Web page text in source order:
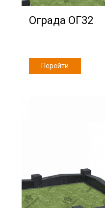
Ограда ОГ32
Перейти